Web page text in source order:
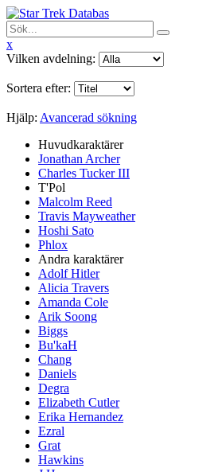
x
Vilken avdelning:
Sortera efter:
Hjälp: Avancerad sökning
Huvudkaraktärer
Jonathan Archer
Charles Tucker III
T'Pol
Malcolm Reed
Travis Mayweather
Hoshi Sato
Phlox
Andra karaktärer
Adolf Hitler
Alicia Travers
Amanda Cole
Arik Soong
Biggs
Bu'kaH
Chang
Daniels
Degra
Elizabeth Cutler
Erika Hernandez
Ezral
Grat
Hawkins